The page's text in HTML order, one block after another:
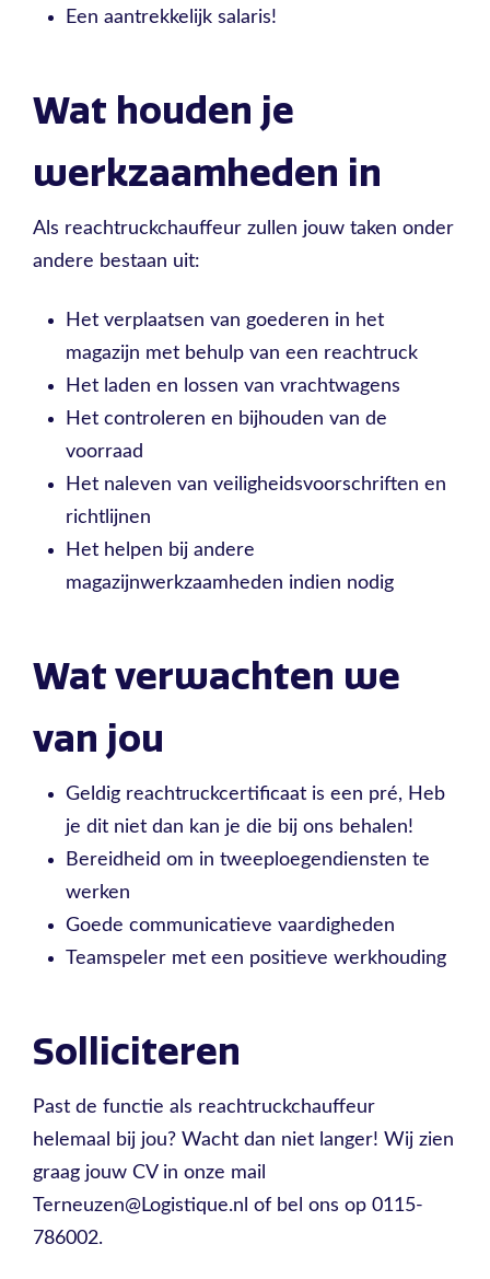
Een aantrekkelijk salaris!
Wat houden je
werkzaamheden in
Als reachtruckchauffeur zullen jouw taken onder
andere bestaan uit:
Het verplaatsen van goederen in het
magazijn met behulp van een reachtruck
Het laden en lossen van vrachtwagens
Het controleren en bijhouden van de
voorraad
Het naleven van veiligheidsvoorschriften en
richtlijnen
Het helpen bij andere
magazijnwerkzaamheden indien nodig
Wat verwachten we
van jou
Geldig reachtruckcertificaat is een pré, Heb
je dit niet dan kan je die bij ons behalen!
Bereidheid om in tweeploegendiensten te
werken
Goede communicatieve vaardigheden
Teamspeler met een positieve werkhouding
Solliciteren
Past de functie als reachtruckchauffeur
helemaal bij jou? Wacht dan niet langer! Wij zien
graag jouw CV in onze mail
Terneuzen@Logistique.nl of bel ons op 0115-
786002.